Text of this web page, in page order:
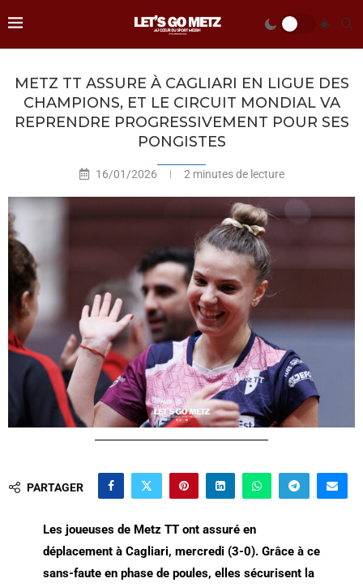
METZ TT ASSURE À CAGLIARI EN LIGUE DES
CHAMPIONS, ET LE CIRCUIT MONDIAL VA
REPRENDRE PROGRESSIVEMENT POUR SES
PONGISTES
16/01/2026 2 minutes de lecture
PARTAGER
Les joueuses de Metz TT ont assuré en
déplacement à Cagliari, mercredi (3-0). Grâce à ce
sans-faute en phase de poules, elles sécurisent la